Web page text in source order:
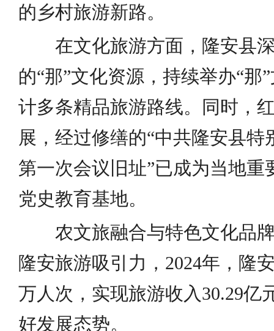
的乡村旅游新路。
在文化旅游方面，隆安县深
的“那”文化资源，持续举办“那
计多条精品旅游路线。同时，
展，经过修缮的“中共隆安县
第一次会议旧址”已成为当地重
党史教育基地。
农文旅融合与特色文化品牌
隆安旅游吸引力，2024年，隆
万人次，实现旅游收入30.29亿
好发展态势。